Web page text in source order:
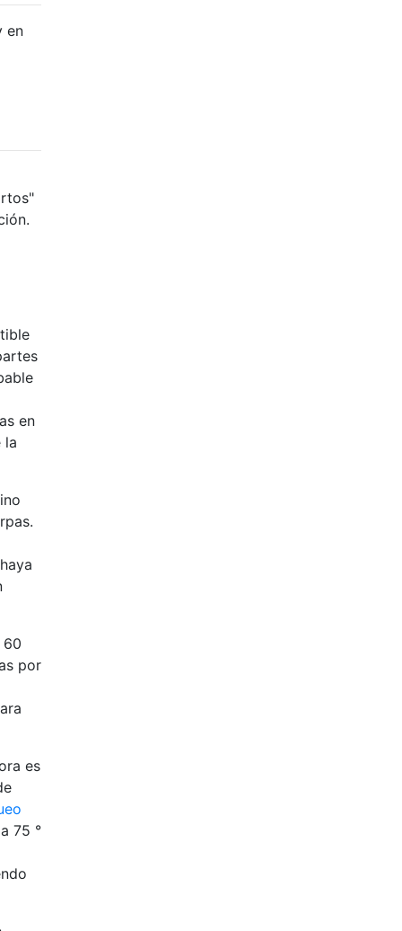
en
en
la
60
por
es
75 °